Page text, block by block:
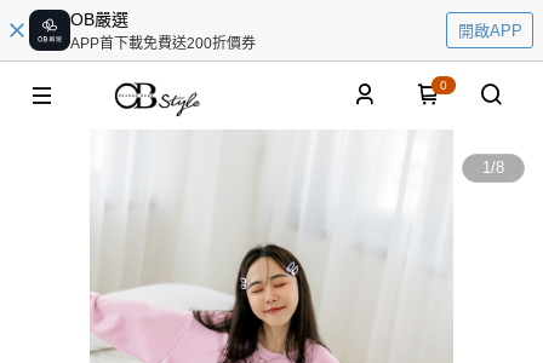
OB嚴選
APP首下載免費送200折價券
開啟APP
0
1/8